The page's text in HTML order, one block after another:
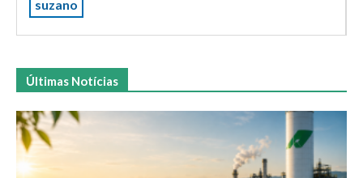
suzano
Últimas Notícias